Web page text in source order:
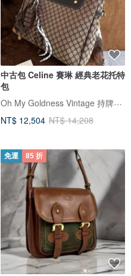
中古包 Celine 賽琳 經典老花托特
包
Oh My Goldness Vintage 持牌鑑定師的中古選物店
NT$ 12,504 NT$ 14,208
免運 85 折